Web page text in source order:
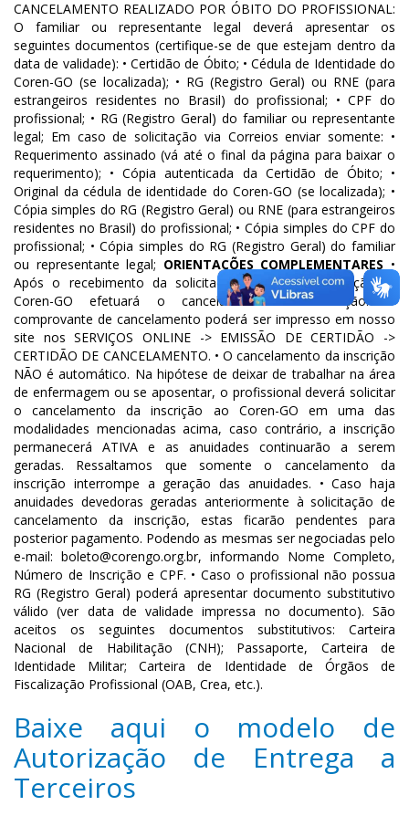
CANCELAMENTO REALIZADO POR ÓBITO DO PROFISSIONAL:
O familiar ou representante legal deverá apresentar os
seguintes documentos (certifique-se de que estejam dentro da
data de validade): • Certidão de Óbito; • Cédula de Identidade do
Coren-GO (se localizada); • RG (Registro Geral) ou RNE (para
estrangeiros residentes no Brasil) do profissional; • CPF do
profissional; • RG (Registro Geral) do familiar ou representante
legal; Em caso de solicitação via Correios enviar somente: •
Requerimento assinado (vá até o final da página para baixar o
requerimento); • Cópia autenticada da Certidão de Óbito; •
Original da cédula de identidade do Coren-GO (se localizada); •
Cópia simples do RG (Registro Geral) ou RNE (para estrangeiros
residentes no Brasil) do profissional; • Cópia simples do CPF do
profissional; • Cópia simples do RG (Registro Geral) do familiar
ou representante legal; ORIENTAÇÕES COMPLEMENTARES •
Após o recebimento da solicitação e da documentação, o
Coren-GO efetuará o cancelamento da inscrição. O
comprovante de cancelamento poderá ser impresso em nosso
site nos SERVIÇOS ONLINE -> EMISSÃO DE CERTIDÃO ->
CERTIDÃO DE CANCELAMENTO. • O cancelamento da inscrição
NÃO é automático. Na hipótese de deixar de trabalhar na área
de enfermagem ou se aposentar, o profissional deverá solicitar
o cancelamento da inscrição ao Coren-GO em uma das
modalidades mencionadas acima, caso contrário, a inscrição
permanecerá ATIVA e as anuidades continuarão a serem
geradas. Ressaltamos que somente o cancelamento da
inscrição interrompe a geração das anuidades. • Caso haja
anuidades devedoras geradas anteriormente à solicitação de
cancelamento da inscrição, estas ficarão pendentes para
posterior pagamento. Podendo as mesmas ser negociadas pelo
e-mail: boleto@corengo.org.br, informando Nome Completo,
Número de Inscrição e CPF. • Caso o profissional não possua
RG (Registro Geral) poderá apresentar documento substitutivo
válido (ver data de validade impressa no documento). São
aceitos os seguintes documentos substitutivos: Carteira
Nacional de Habilitação (CNH); Passaporte, Carteira de
Identidade Militar; Carteira de Identidade de Órgãos de
Fiscalização Profissional (OAB, Crea, etc.).
Baixe aqui o modelo de
Autorização de Entrega a
Terceiros